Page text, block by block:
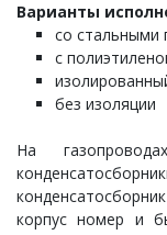
Варианты
со стальными
с
без изоляции
На
корпус номер и